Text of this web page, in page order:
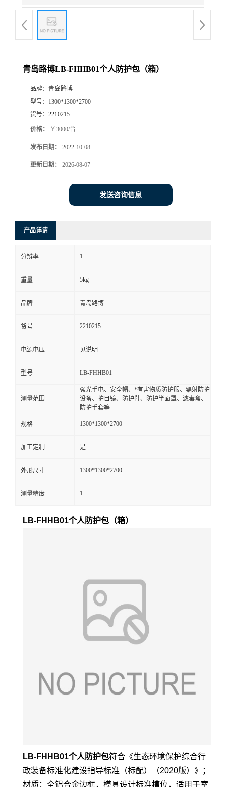
品
方
式
在
线
留
青岛路博LB-FHHB01个人防护包（箱）
品牌： 青岛路博
型号： 1300*1300*2700
货号： 2210215
价格： ￥3000/台
发布日期： 2022-10-08
更新日期： 2026-08-07
发送咨询信息
产品详请
分辨率 1
重量 5kg
品牌 青岛路博
货号 2210215
电源电压 见说明
型号 LB-FHHB01
测量范围
强光手电、安全帽、*有害物质防护服、辐射防护
设备、护目镜、防护鞋、防护半面罩、滤毒盒、
防护手套等
规格 1300*1300*2700
加工定制 是
外形尺寸 1300*1300*2700
测量精度 1
LB-FHHB01个人防护包（箱）
LB-FHHB01个人防护包符合《生态环境保护综合行
政装备标准化建设指导标准（标配）（2020版）》；
材质：全铝合金边框，模具设计标准槽位，适用于室